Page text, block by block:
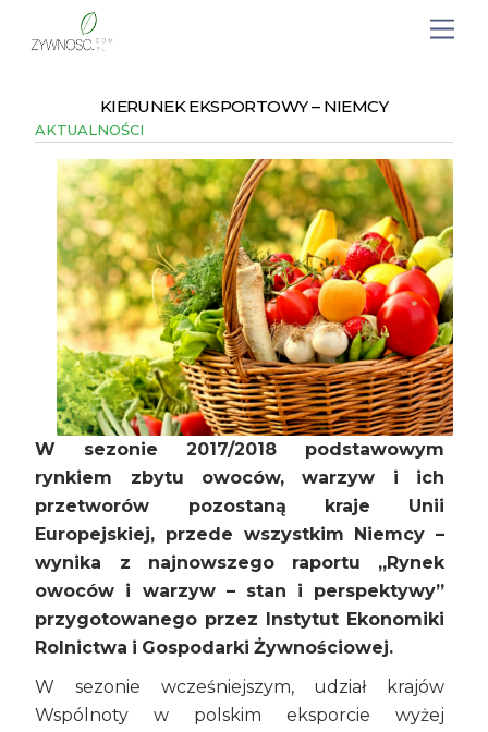
KIERUNEK EKSPORTOWY – NIEMCY
AKTUALNOŚCI
W sezonie 2017/2018 podstawowym
rynkiem zbytu owoców, warzyw i ich
przetworów pozostaną kraje Unii
Europejskiej, przede wszystkim Niemcy –
wynika z najnowszego raportu „Rynek
owoców i warzyw – stan i perspektywy”
przygotowanego przez Instytut Ekonomiki
Rolnictwa i Gospodarki Żywnościowej.
W sezonie wcześniejszym, udział krajów
Wspólnoty w polskim eksporcie wyżej